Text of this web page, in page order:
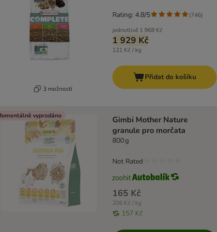
3 možností
jednotlivě 1 968 Kč
1 929 Kč
121 Kč / kg
Rating: 4.8/5 (746)
Přidat do košíku
vyprodáno
Gimbi Mother Nature
granule pro morčata
800 g
165 Kč
206 Kč / kg
157 Kč
Not Rated